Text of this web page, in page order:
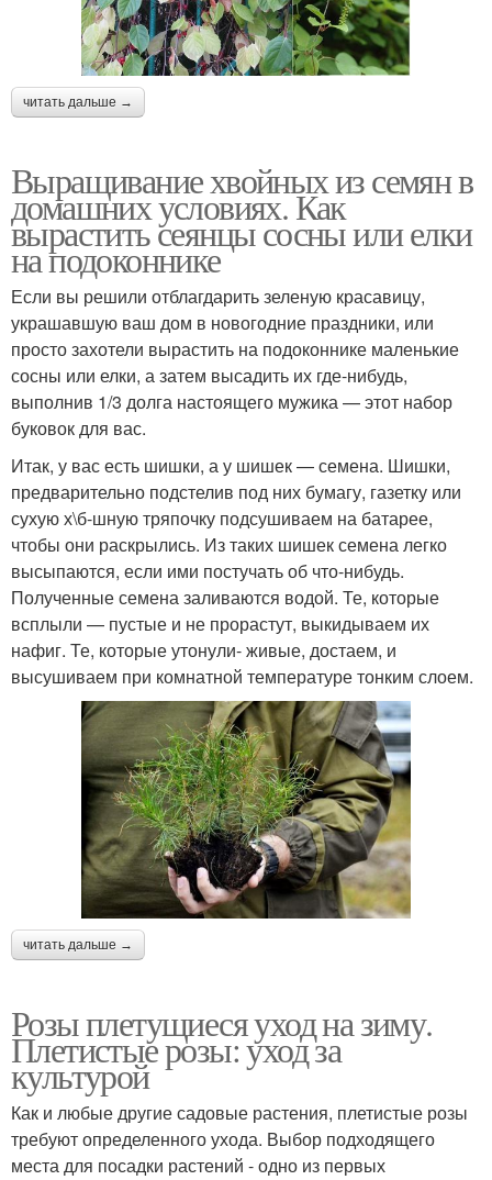
читать дальше →
Выращивание хвойных из семян в
домашних условиях. Как
вырастить сеянцы сосны или елки
на подоконнике
Если вы решили отблагдарить зеленую красавицу,
украшавшую ваш дом в новогодние праздники, или
просто захотели вырастить на подоконнике маленькие
сосны или елки, а затем высадить их где-нибудь,
выполнив 1/3 долга настоящего мужика — этот набор
буковок для вас.
Итак, у вас есть шишки, а у шишек — семена. Шишки,
предварительно подстелив под них бумагу, газетку или
сухую х\б-шную тряпочку подсушиваем на батарее,
чтобы они раскрылись. Из таких шишек семена легко
высыпаются, если ими постучать об что-нибудь.
Полученные семена заливаются водой. Те, которые
всплыли — пустые и не прорастут, выкидываем их
нафиг. Те, которые утонули- живые, достаем, и
высушиваем при комнатной температуре тонким слоем.
читать дальше →
Розы плетущиеся уход на зиму.
Плетистые розы: уход за
культурой
Как и любые другие садовые растения, плетистые розы
требуют определенного ухода. Выбор подходящего
места для посадки растений - одно из первых